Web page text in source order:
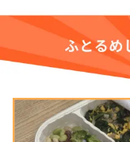
お知らせ
マイページ